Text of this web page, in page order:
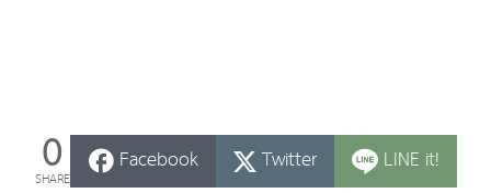
0
SHARE
Facebook Twitter LINE it!